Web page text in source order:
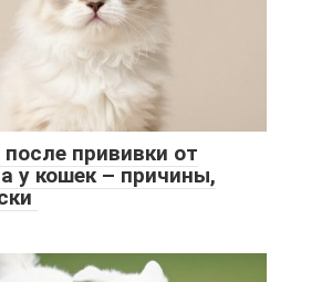
прививки от
у кошек – причины,